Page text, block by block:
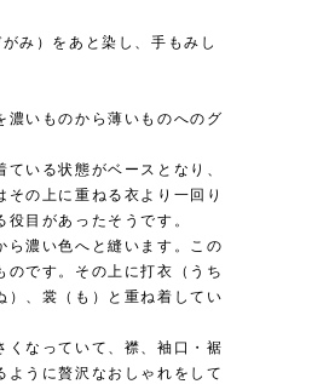
み）をあと染し、手もみし
濃いものから薄いものへのグ
いる状態がベースとなり、
の上に重ねる衣より一回り
目があったそうです。
ら濃い色へと縫います。この
です。その上に打衣（うち
）、裳（も）と重ね着してい
くなっていて、襟、袖口・裾
ように贅沢なおしゃれをして